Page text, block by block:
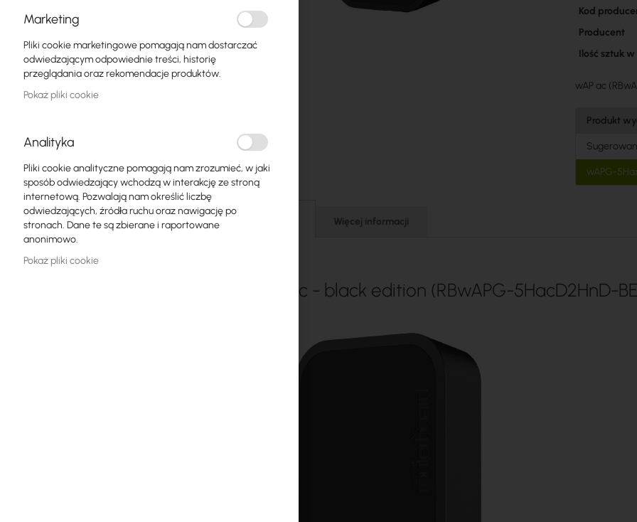
GPON
Kable LAN
Routery LAN
Licencje MikroTik
Monitoring, Smart Home IoT
Zewnętrzne urządzenia WiFi
Przejdź
na
Więcej
Kod
Producent
Ilość sztuk
wAP ac
Produkt
wAPG-
Więcej informacji
wAP ac - black edition (RBwAPG-5HacD2HnD-
Marketing
Pliki cookie marketingowe pomagają nam dostarczać
odwiedzającym odpowiednie treści, historię
przeglądania oraz rekomendacje produktów.
Pokaż pliki cookie
Analityka
Pliki cookie analityczne pomagają nam zrozumieć, w jaki
sposób odwiedzający wchodzą w interakcję ze stroną
internetową. Pozwalają nam określić liczbę
odwiedzających, źródła ruchu oraz nawigację po
stronach. Dane te są zbierane i raportowane
anonimowo.
Pokaż pliki cookie